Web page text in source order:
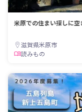
米原での住まい探しに
滋賀県米原市
読みもの